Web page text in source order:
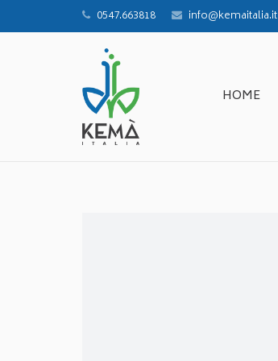
0547.663818 info@kemaitalia.it
HOME